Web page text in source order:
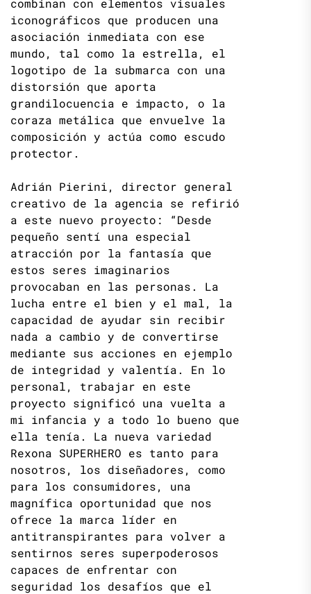
iconográficos que producen una
asociación inmediata con ese
mundo, tal como la estrella, el
logotipo de la submarca con una
distorsión que aporta
grandilocuencia e impacto, o la
coraza metálica que envuelve la
composición y actúa como escudo
protector.
Adrián Pierini, director general
creativo de la agencia se refirió
a este nuevo proyecto: “Desde
pequeño sentí una especial
atracción por la fantasía que
estos seres imaginarios
provocaban en las personas. La
lucha entre el bien y el mal, la
capacidad de ayudar sin recibir
nada a cambio y de convertirse
mediante sus acciones en ejemplo
de integridad y valentía. En lo
personal, trabajar en este
proyecto significó una vuelta a
mi infancia y a todo lo bueno que
ella tenía. La nueva variedad
Rexona SUPERHERO es tanto para
nosotros, los diseñadores, como
para los consumidores, una
magnífica oportunidad que nos
ofrece la marca líder en
antitranspirantes para volver a
sentirnos seres superpoderosos
capaces de enfrentar con
seguridad los desafíos que el